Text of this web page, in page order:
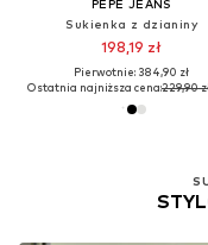
PEPE JEANS
Sukienka z dzianiny
198,19 zł
Pierwotnie: 384,90 zł
Ostatnia najniższa cena:229,90